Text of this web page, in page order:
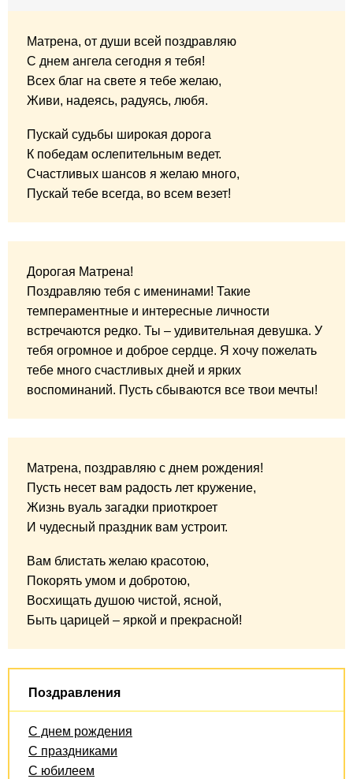
Матрена, от души всей поздравляю
С днем ангела сегодня я тебя!
Всех благ на свете я тебе желаю,
Живи, надеясь, радуясь, любя.
Пускай судьбы широкая дорога
К победам ослепительным ведет.
Счастливых шансов я желаю много,
Пускай тебе всегда, во всем везет!
Дорогая Матрена!
Поздравляю тебя с именинами! Такие
темпераментные и интересные личности
встречаются редко. Ты – удивительная девушка. У
тебя огромное и доброе сердце. Я хочу пожелать
тебе много счастливых дней и ярких
воспоминаний. Пусть сбываются все твои мечты!
Матрена, поздравляю с днем рождения!
Пусть несет вам радость лет кружение,
Жизнь вуаль загадки приоткроет
И чудесный праздник вам устроит.
Вам блистать желаю красотою,
Покорять умом и добротою,
Восхищать душою чистой, ясной,
Быть царицей – яркой и прекрасной!
Поздравления
С днем рождения
С праздниками
С юбилеем